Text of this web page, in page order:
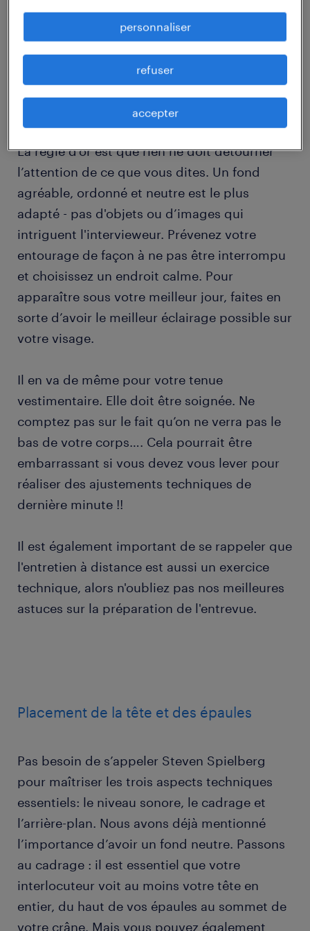
sont stressés par des questions telles que :
avec mes mains ?", "Quel est le meilleur
cadrage ?", "Quels vêtements dois-je
La règle d'or est que rien ne doit détourner
l’attention de ce que vous dites. Un fond
agréable, ordonné et neutre est le plus
adapté - pas d'objets ou d’images qui
intriguent l'intervieweur. Prévenez votre
entourage de façon à ne pas être interrompu
et choisissez un endroit calme. Pour
apparaître sous votre meilleur jour, faites en
sorte d’avoir le meilleur éclairage possible sur
votre visage.
Il en va de même pour votre tenue
vestimentaire. Elle doit être soignée. Ne
comptez pas sur le fait qu’on ne verra pas le
bas de votre corps…. Cela pourrait être
embarrassant si vous devez vous lever pour
réaliser des ajustements techniques de
dernière minute !!
Il est également important de se rappeler que
l'entretien à distance est aussi un exercice
technique, alors n'oubliez pas nos meilleures
astuces sur la préparation de l'entrevue.
Placement de la tête et des épaules
Pas besoin de s’appeler Steven Spielberg
pour maîtriser les trois aspects techniques
essentiels: le niveau sonore, le cadrage et
l’arrière-plan. Nous avons déjà mentionné
l’importance d’avoir un fond neutre. Passons
au cadrage : il est essentiel que votre
interlocuteur voit au moins votre tête en
entier, du haut de vos épaules au sommet de
votre crâne. Mais vous pouvez également
personnaliser
refuser
accepter